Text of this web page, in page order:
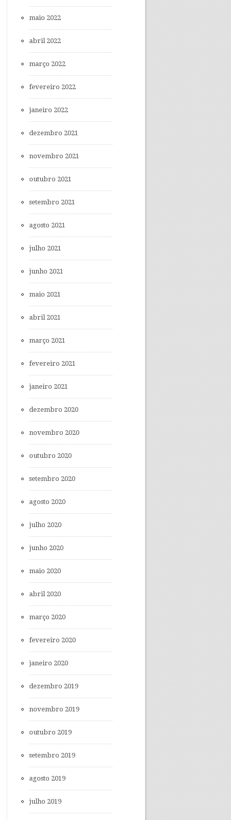
maio 2022
abril 2022
março 2022
fevereiro 2022
janeiro 2022
dezembro 2021
novembro 2021
outubro 2021
setembro 2021
agosto 2021
julho 2021
junho 2021
maio 2021
abril 2021
março 2021
fevereiro 2021
janeiro 2021
dezembro 2020
novembro 2020
outubro 2020
setembro 2020
agosto 2020
julho 2020
junho 2020
maio 2020
abril 2020
março 2020
fevereiro 2020
janeiro 2020
dezembro 2019
novembro 2019
outubro 2019
setembro 2019
agosto 2019
julho 2019